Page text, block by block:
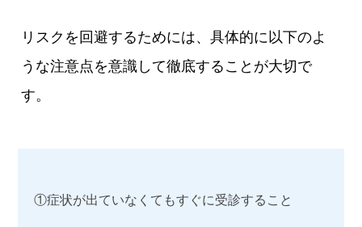
リスクを回避するためには、具体的に以下のよ
うな注意点を意識して徹底することが大切で
す。
①症状が出ていなくてもすぐに受診すること